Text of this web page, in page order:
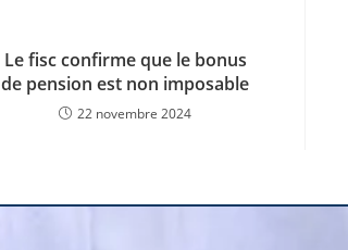
Le fisc confirme que le bonus
de pension est non imposable
22 novembre 2024